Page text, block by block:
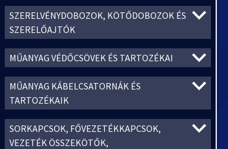
SZERELVÉNYDOBOZOK, KÖTŐDOBOZOK ÉS
SZERELŐAJTÓK
MŰANYAG VÉDŐCSÖVEK ÉS TARTOZÉKAI
MŰANYAG KÁBELCSATORNÁK ÉS
TARTOZÉKAIK
SORKAPCSOK, FŐVEZETÉKKAPCSOK,
VEZETÉK ÖSSZEKÖTŐK,